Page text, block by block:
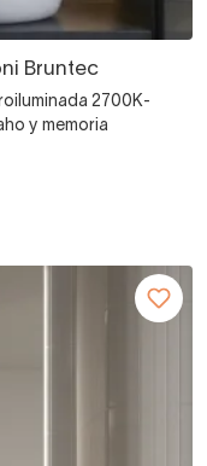
Bruntec
2700K-
y memoria